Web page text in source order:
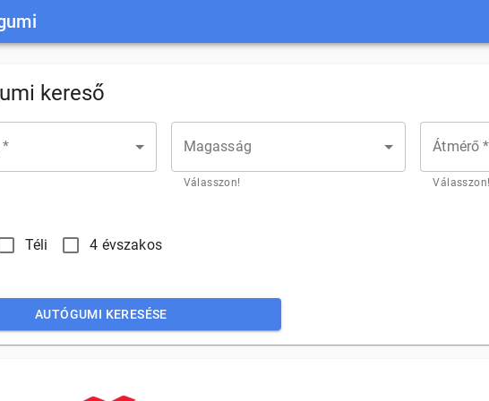
kereső
* Magasság
Válasszon!
Átmérő *
Téli 4 évszakos
AUTÓGUMI KERESÉSE